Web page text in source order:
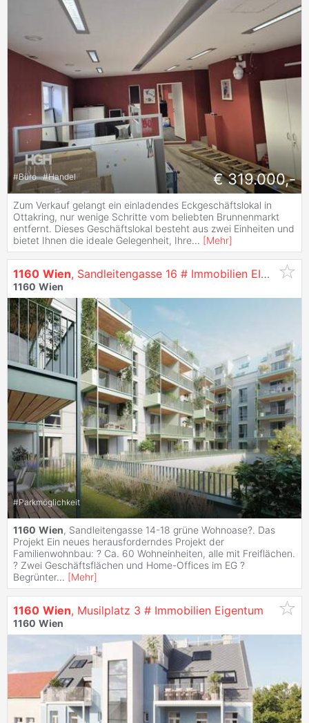
#Büro #Handel € 319.000,-
Zum Verkauf gelangt ein einladendes Eckgeschäftslokal in
Ottakring, nur wenige Schritte vom beliebten Brunnenmarkt
entfernt. Dieses Geschäftslokal besteht aus zwei Einheiten und
bietet Ihnen die ideale Gelegenheit, Ihre... [Mehr]
1160 Wien, Sandleitengasse 16 # Immobilien EIGENTUM
1160 Wien
#Parkmöglichkeit
1160 Wien, Sandleitengasse 14-18 grüne Wohnoase?. Das
Projekt Ein neues herausforderndes Projekt der
Familienwohnbau: ? Ca. 60 Wohneinheiten, alle mit Freiflächen.
? Zwei Geschäftsflächen und Home-Offices im EG ?
Begrünter... [Mehr]
1160 Wien, Musilplatz 3 # Immobilien Eigentum
1160 Wien